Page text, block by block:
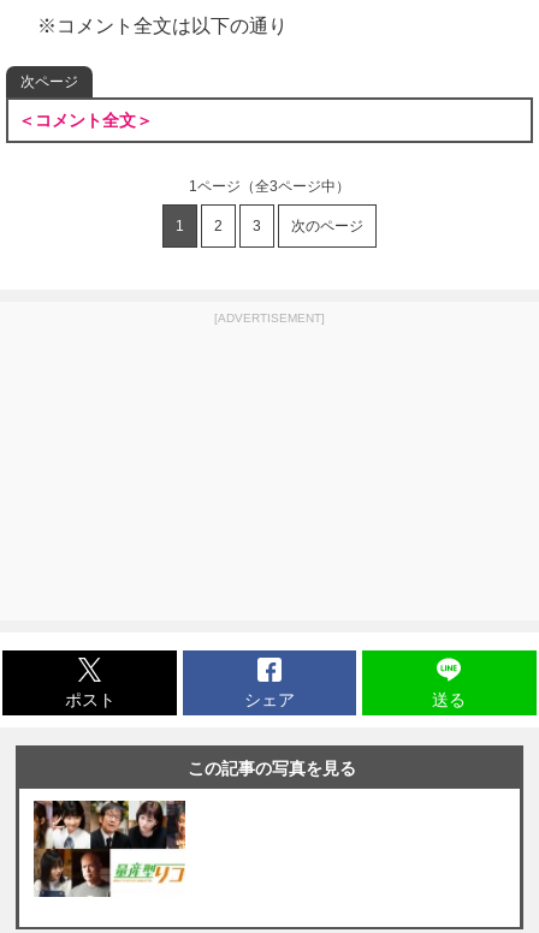
※コメント全文は以下の通り
次ページ
＜コメント全文＞
1ページ （全3ページ中）
1 2 3 次のページ
[ADVERTISEMENT]
ポスト シェア 送る
この記事の写真を見る